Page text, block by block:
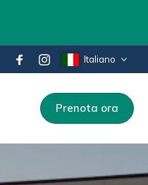
Italiano
Prenota ora